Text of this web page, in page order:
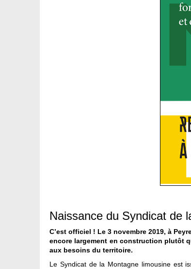
Naissance du Syndicat de
C’est officiel ! Le 3 novembre 2019, à
encore largement en construction plutôt
aux besoins du territoire.
Le Syndicat de la Montagne limousine est